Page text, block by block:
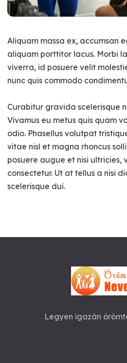
Aliquam massa ex, accumsan
aliquam porttitor lacus. Morbi
viverra, id posuere velit
nunc quis commodo
Curabitur gravida scelerisque
Vivamus eu metus quis quam
odio. Phasellus volutpat
vitae nisl et magna rhoncus
posuere augue et nisi ultricies,
consectetur. Ut at tellus a nisi
scelerisque dui.
Legyen igazán